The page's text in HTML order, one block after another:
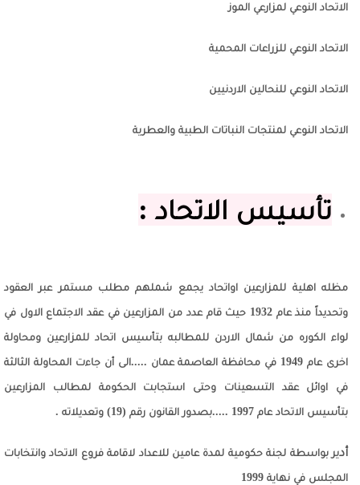
الاتحاد النوعي لمزارعي الموز
الاتحاد النوعي للزراعات المحمية
الاتحاد النوعي للنحالين الاردنيين
الاتحاد النوعي لمنتجات النباتات الطبية والعطرية
تأسيس الاتحاد :
مظله اهلية للمزارعين اواتحاد يجمع شملهم مطلب مستمر عبر العقود
وتحديداً منذ عام 1932 حيث قام عدد من المزارعين في عقد الاجتماع الاول في
لواء الكوره من شمال الاردن للمطالبه بتأسيس اتحاد للمزارعين ومحاولة
اخرى عام 1949 في محافظة العاصمة عمان .....الى أن جاءت المحاولة الثالثة
في اوائل عقد التسعينات وحتى استجابت الحكومة لمطالب المزارعين
بتأسيس الاتحاد عام 1997 .....بصدور القانون رقم (19) وتعديلاته .
أدير بواسطة لجنة حكومية لمدة عامين للاعداد لاقامة فروع الاتحاد وانتخابات
المجلس في نهاية 1999